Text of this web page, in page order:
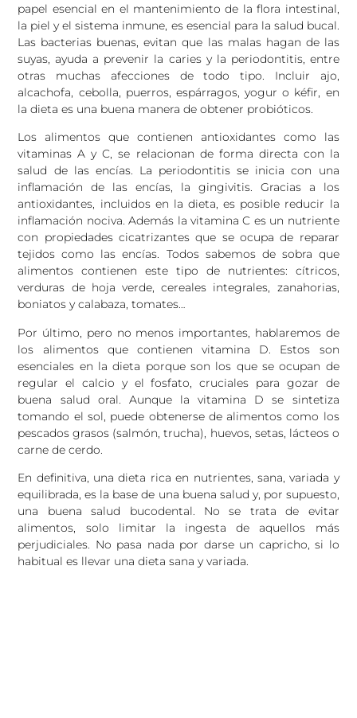
papel esencial en el mantenimiento de la flora intestinal,
la piel y el sistema inmune, es esencial para la salud bucal.
Las bacterias buenas, evitan que las malas hagan de las
suyas, ayuda a prevenir la caries y la periodontitis, entre
otras muchas afecciones de todo tipo. Incluir ajo,
alcachofa, cebolla, puerros, espárragos, yogur o kéfir, en
la dieta es una buena manera de obtener probióticos.
Los alimentos que contienen antioxidantes como las
vitaminas A y C, se relacionan de forma directa con la
salud de las encías. La periodontitis se inicia con una
inflamación de las encías, la gingivitis. Gracias a los
antioxidantes, incluidos en la dieta, es posible reducir la
inflamación nociva. Además la vitamina C es un nutriente
con propiedades cicatrizantes que se ocupa de reparar
tejidos como las encías. Todos sabemos de sobra que
alimentos contienen este tipo de nutrientes: cítricos,
verduras de hoja verde, cereales integrales, zanahorias,
boniatos y calabaza, tomates…
Por último, pero no menos importantes, hablaremos de
los alimentos que contienen vitamina D. Estos son
esenciales en la dieta porque son los que se ocupan de
regular el calcio y el fosfato, cruciales para gozar de
buena salud oral. Aunque la vitamina D se sintetiza
tomando el sol, puede obtenerse de alimentos como los
pescados grasos (salmón, trucha), huevos, setas, lácteos o
carne de cerdo.
En definitiva, una dieta rica en nutrientes, sana, variada y
equilibrada, es la base de una buena salud y, por supuesto,
una buena salud bucodental. No se trata de evitar
alimentos, solo limitar la ingesta de aquellos más
perjudiciales. No pasa nada por darse un capricho, si lo
habitual es llevar una dieta sana y variada.